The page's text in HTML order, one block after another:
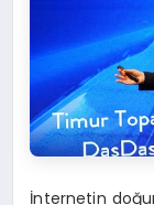
İnternetin